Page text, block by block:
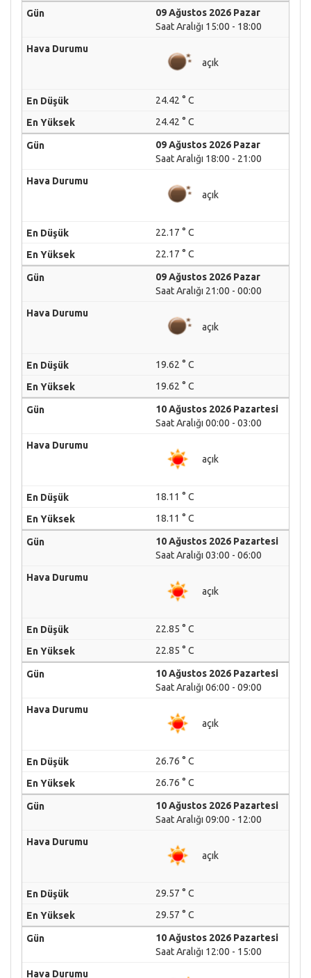
09 Ağustos 2026 Pazar
Saat Aralığı 15:00 - 18:00
açık
24.42 ° C
24.42 ° C
09 Ağustos 2026 Pazar
Saat Aralığı 18:00 - 21:00
açık
22.17 ° C
22.17 ° C
09 Ağustos 2026 Pazar
Saat Aralığı 21:00 - 00:00
açık
19.62 ° C
19.62 ° C
10 Ağustos 2026 Pazartesi
Saat Aralığı 00:00 - 03:00
açık
18.11 ° C
18.11 ° C
10 Ağustos 2026 Pazartesi
Saat Aralığı 03:00 - 06:00
açık
22.85 ° C
22.85 ° C
10 Ağustos 2026 Pazartesi
Saat Aralığı 06:00 - 09:00
açık
26.76 ° C
26.76 ° C
10 Ağustos 2026 Pazartesi
Saat Aralığı 09:00 - 12:00
açık
29.57 ° C
29.57 ° C
10 Ağustos 2026 Pazartesi
Saat Aralığı 12:00 - 15:00